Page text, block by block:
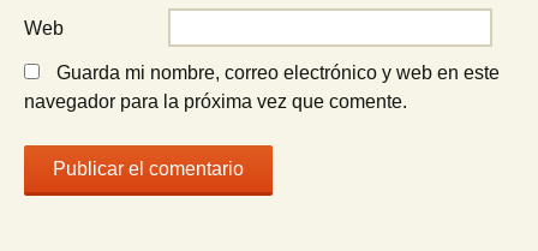
Web
Guarda mi nombre, correo electrónico y web en este
navegador para la próxima vez que comente.